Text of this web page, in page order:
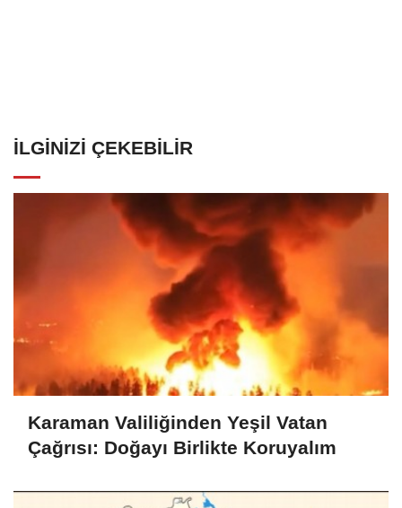
İLGINIZI ÇEKEBILIR
Karaman Valiliğinden Yeşil Vatan
Çağrısı: Doğayı Birlikte Koruyalım